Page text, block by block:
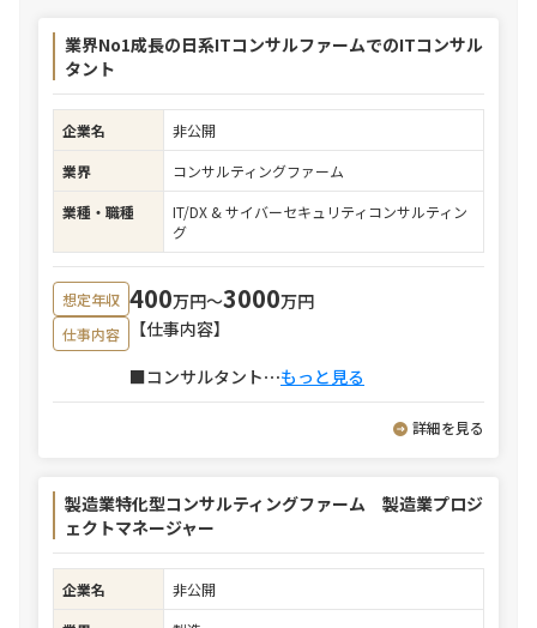
業界No1成長の日系ITコンサルファームでのITコンサル
タント
企業名
非公開
業界
コンサルティングファーム
業種・職種
IT/DX & サイバーセキュリティコンサルティン
グ
想定年収 400万円〜3000万円
仕事内容
【仕事内容】
■コンサルタント⋯もっと見る
詳細を見る
製造業特化型コンサルティングファーム 製造業プロジ
ェクトマネージャー
企業名
非公開